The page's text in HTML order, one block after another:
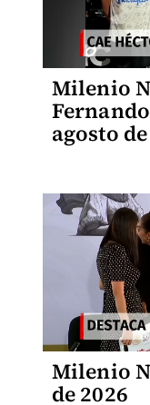
Milenio
agosto
Milenio
de 2026